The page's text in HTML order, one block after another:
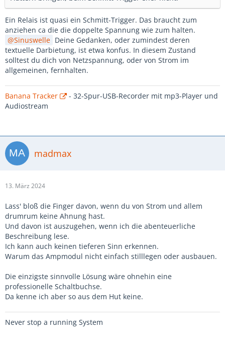
Ein Relais ist quasi ein Schmitt-Trigger. Das braucht zum
anziehen ca die die doppelte Spannung wie zum halten.
Sinuswelle Deine Gedanken, oder zumindest deren
textuelle Darbietung, ist etwa konfus. In diesem Zustand
solltest du dich von Netzspannung, oder von Strom im
allgemeinen, fernhalten.
Banana Tracker
- 32-Spur-USB-Recorder mit mp3-Player und
Audiostream
madmax
13. März 2024
Lass' bloß die Finger davon, wenn du von Strom und allem
drumrum keine Ahnung hast.
Und davon ist auszugehen, wenn ich die abenteuerliche
Beschreibung lese.
Ich kann auch keinen tieferen Sinn erkennen.
Warum das Ampmodul nicht einfach stilllegen oder ausbauen.
Die einzigste sinnvolle Lösung wäre ohnehin eine
professionelle Schaltbuchse.
Da kenne ich aber so aus dem Hut keine.
Never stop a running System